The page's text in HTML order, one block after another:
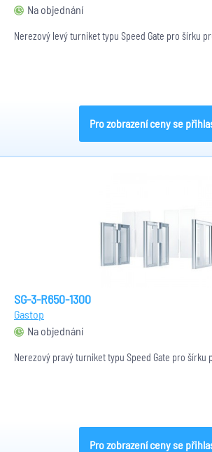
Na objednání
Nerezový levý turniket typu Speed Gate pro šírku
Pro zobrazení ceny se
SG-3-R650-1300
Gastop
Na objednání
Nerezový pravý turniket typu Speed Gate pro šírku
Pro zobrazení ceny se